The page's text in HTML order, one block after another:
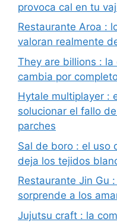
provoca cal en tu
Restaurante Aroa :
valoran realmente
They are billions :
cambia por
Hytale multiplayer :
solucionar el fallo
parches
Sal de boro : el uso
deja los tejidos
Restaurante Jin Gu
sorprende a los
Jujutsu craft : la